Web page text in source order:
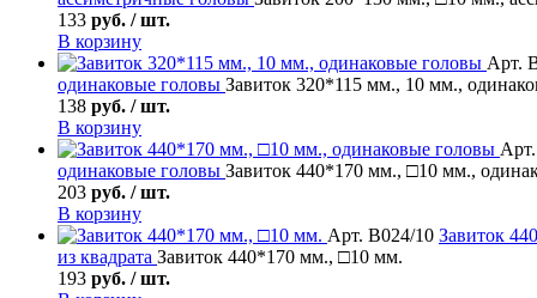
133 руб. / шт.
В корзину
Арт.
одинаковые головы Завиток 320*115 мм., 10 мм.,
138 руб. / шт.
В корзину
одинаковые головы Завиток 440*170 мм., □10 мм.,
203 руб. / шт.
В корзину
Арт. В024/10 Завиток
из квадрата Завиток 440*170 мм., □10 мм.
193 руб. / шт.